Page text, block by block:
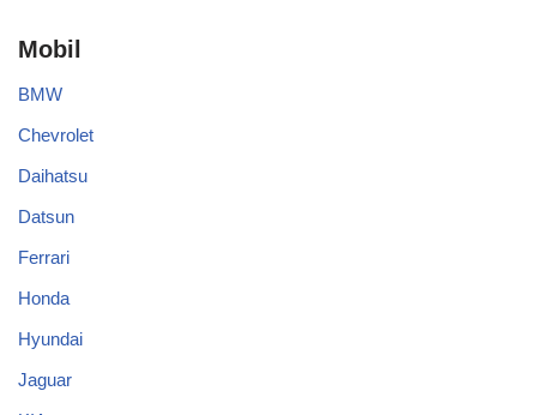
Mobil
BMW
Chevrolet
Daihatsu
Datsun
Ferrari
Honda
Hyundai
Jaguar